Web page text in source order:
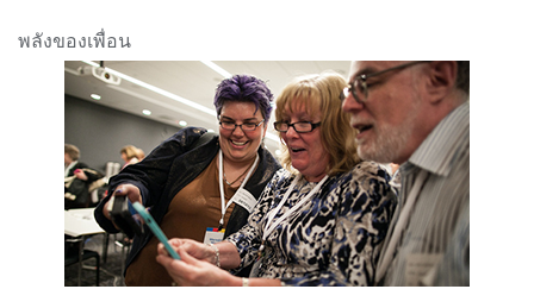
พลังของเพื่อน